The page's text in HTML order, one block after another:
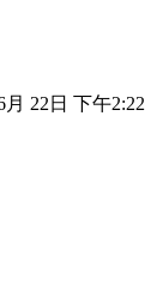
月 22日 下午2:22